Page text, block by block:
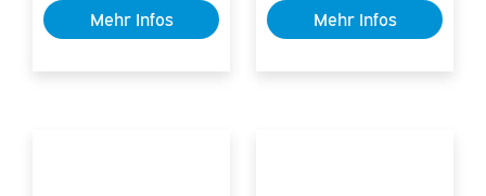
Mehr Infos Mehr Infos